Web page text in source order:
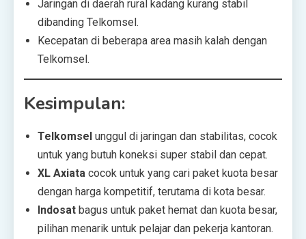
Jaringan di daerah rural kadang kurang stabil
dibanding Telkomsel.
Kecepatan di beberapa area masih kalah dengan
Telkomsel.
Kesimpulan:
Telkomsel unggul di jaringan dan stabilitas, cocok
untuk yang butuh koneksi super stabil dan cepat.
XL Axiata cocok untuk yang cari paket kuota besar
dengan harga kompetitif, terutama di kota besar.
Indosat bagus untuk paket hemat dan kuota besar,
pilihan menarik untuk pelajar dan pekerja kantoran.